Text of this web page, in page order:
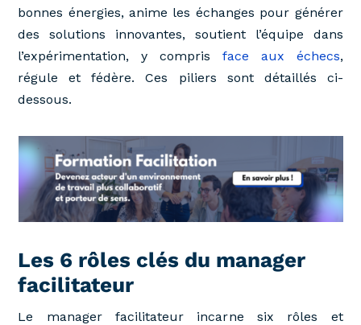
bonnes énergies, anime les échanges pour générer
des solutions innovantes, soutient l’équipe dans
l’expérimentation, y compris face aux échecs,
régule et fédère. Ces piliers sont détaillés ci-
dessous.
Les 6 rôles clés du manager
facilitateur
Le manager facilitateur incarne six rôles et